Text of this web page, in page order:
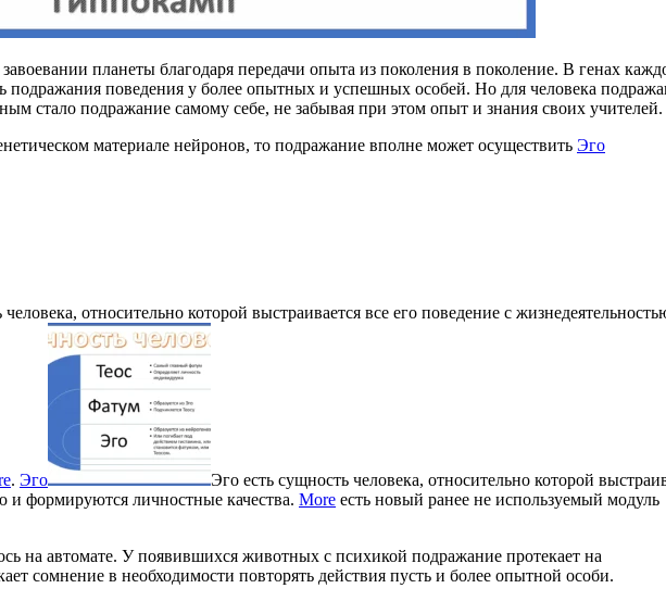
планеты благодаря передачи опыта из поколения в поколение. В генах
подражания поведения у более опытных и успешных особей. Но для человека
стало подражание самому себе, не забывая при этом опыт и знания своих учителей.
материале нейронов, то подражание вполне может осуществить Эго
относительно которой выстраивается все его поведение с
. Эго
Эго есть сущность человека, относительно которой
и формируются личностные качества. More есть новый ранее не используемый модуль
на автомате. У появившихся животных с психикой подражание протекает на
сомнение в необходимости повторять действия пусть и более опытной особи.